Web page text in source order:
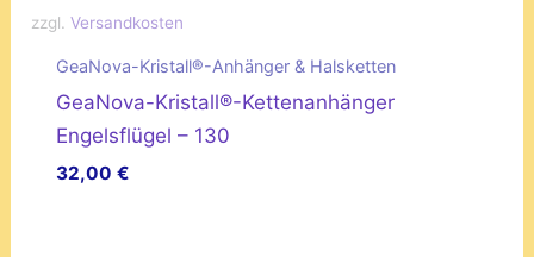
zzgl.Versandkosten
GeaNova-Kristall®-Anhänger & Halsketten
GeaNova-Kristall®-Kettenanhänger
Engelsflügel – 130
32,00 €